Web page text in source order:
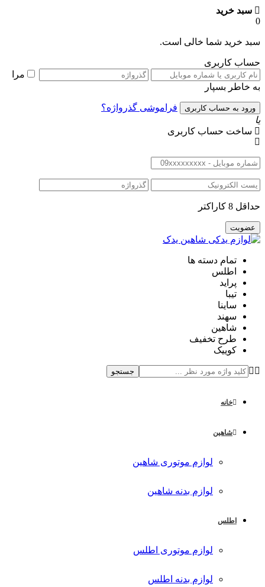
سبد خرید
خرید شما خالی است.
کاربری
مرا
خاطر بسپار
فراموشی گذرواژه؟
حساب کاربری
8 کاراکتر
تمام دسته ها
اطلس
پراید
تیبا
ساینا
سهند
شاهین
طرح تخفیف
کوییک
جستجو
خانه
شاهین
لوازم موتوری شاهین
لوازم بدنه شاهین
اطلس
لوازم موتوری اطلس
لوازم بدنه اطلس